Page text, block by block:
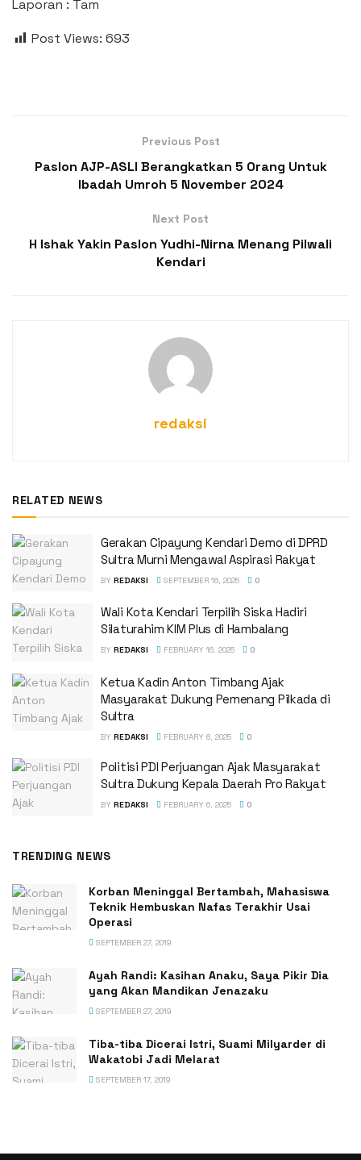
Laporan : Tam
Post Views: 693
Previous Post
Paslon AJP-ASLI Berangkatkan 5 Orang Untuk
Ibadah Umroh 5 November 2024
Next Post
H Ishak Yakin Paslon Yudhi-Nirna Menang Pilwali
Kendari
redaksi
RELATED NEWS
Gerakan Cipayung Kendari Demo di DPRD
Sultra Murni Mengawal Aspirasi Rakyat
BY REDAKSI SEPTEMBER 16, 2025 0
Wali Kota Kendari Terpilih Siska Hadiri
Silaturahim KIM Plus di Hambalang
BY REDAKSI FEBRUARY 16, 2025 0
Ketua Kadin Anton Timbang Ajak
Masyarakat Dukung Pemenang Pilkada di
Sultra
BY REDAKSI FEBRUARY 6, 2025 0
Politisi PDI Perjuangan Ajak Masyarakat
Sultra Dukung Kepala Daerah Pro Rakyat
BY REDAKSI FEBRUARY 6, 2025 0
TRENDING NEWS
Korban Meninggal Bertambah, Mahasiswa
Teknik Hembuskan Nafas Terakhir Usai
Operasi
SEPTEMBER 27, 2019
Ayah Randi: Kasihan Anaku, Saya Pikir Dia
yang Akan Mandikan Jenazaku
SEPTEMBER 27, 2019
Tiba-tiba Dicerai Istri, Suami Milyarder di
Wakatobi Jadi Melarat
SEPTEMBER 17, 2019